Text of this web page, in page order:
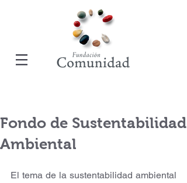
Fondo de Sustentabilidad
Ambiental
El tema de la sustentabilidad ambiental